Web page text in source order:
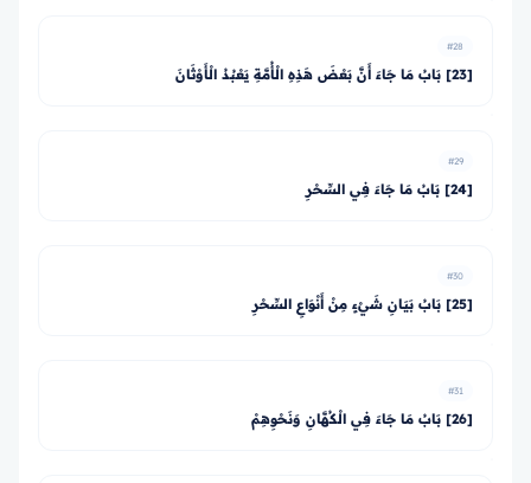
#28
[23] بَابُ مَا جَاءَ أَنَّ بَعْضَ هَذِهِ الْأُمَّةِ يَعْبُدُ الْأَوْثَانَ
#29
[24] بَابُ مَا جَاءَ فِي السِّحْرِ
#30
[25] بَابُ بَيَانِ شَيْءٍ مِنْ أَنْوَاعِ السِّحْرِ
#31
[26] بَابُ مَا جَاءَ فِي الْكُهَّانِ وَنَحْوِهِمْ